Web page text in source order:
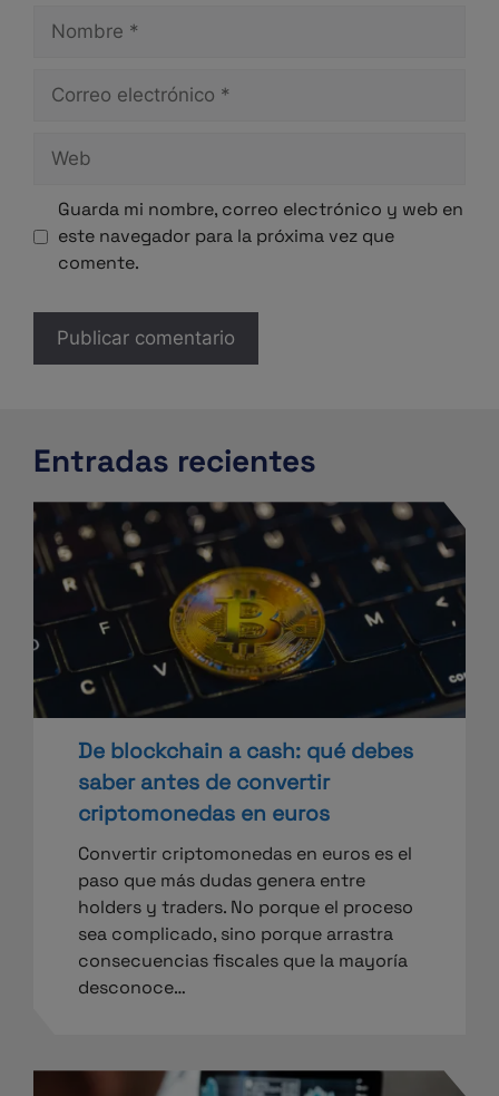
Nombre
Correo
electrónico
Web
Guarda mi nombre, correo electrónico y web en
este navegador para la próxima vez que
comente.
Entradas recientes
De blockchain a cash: qué debes
saber antes de convertir
criptomonedas en euros
Convertir criptomonedas en euros es el
paso que más dudas genera entre
holders y traders. No porque el proceso
sea complicado, sino porque arrastra
consecuencias fiscales que la mayoría
desconoce…